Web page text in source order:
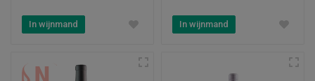
In wijnmand In wijnmand